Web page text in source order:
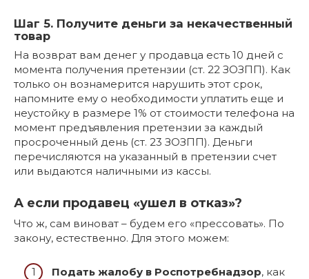
Шаг 5. Получите деньги за некачественный
товар
На возврат вам денег у продавца есть 10 дней с
момента получения претензии (ст. 22 ЗОЗПП). Как
только он вознамерится нарушить этот срок,
напомните ему о необходимости уплатить еще и
неустойку в размере 1% от стоимости телефона на
момент предъявления претензии за каждый
просроченный день (ст. 23 ЗОЗПП). Деньги
перечисляются на указанный в претензии счет
или выдаются наличными из кассы.
А если продавец «ушел в отказ»?
Что ж, сам виноват – будем его «прессовать». По
закону, естественно. Для этого можем:
Подать жалобу в Роспотребнадзор, как